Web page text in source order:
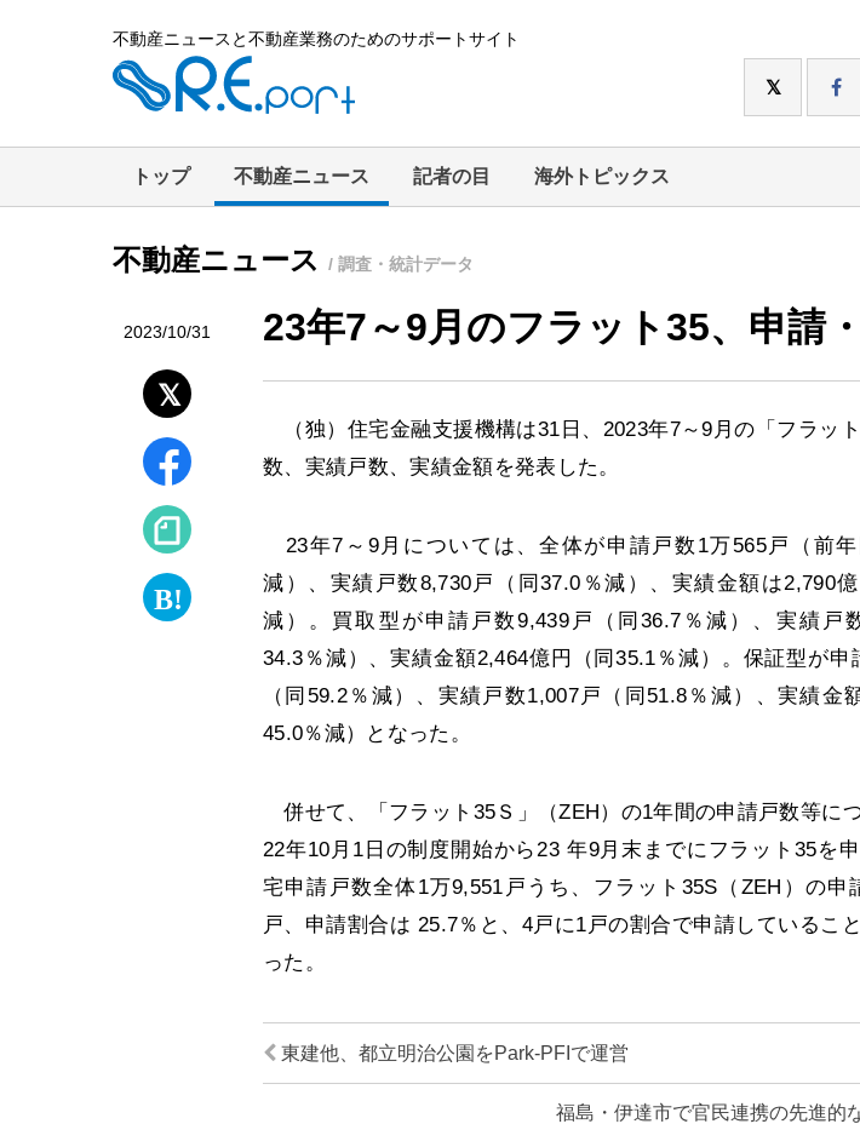
不動産ニュースと不動産業務のためのサポートサイト
トップ 不動産ニュース 記者の目 海外トピックス
不動産ニュース / 調査・統計データ
2023/10/31 23年7～9月のフラット35、申請
（独）住宅金融支援機構は31日、2023年7～9月の「フラッ
数、実績戸数、実績金額を発表した。
23年7～9月については、全体が申請戸数1万565戸（前年
減）、実績戸数8,730戸（同37.0％減）、実績金額は2,790
減）。買取型が申請戸数9,439戸（同36.7％減）、実績戸
34.3％減）、実績金額2,464億円（同35.1％減）。保証型が申
（同59.2％減）、実績戸数1,007戸（同51.8％減）、実績金
45.0％減）となった。
併せて、「フラット35Ｓ」（ZEH）の1年間の申請戸数等につ
22年10月1日の制度開始から23 年9月末までにフラット35を
宅申請戸数全体1万9,551戸うち、フラット35S（ZEH）の申
戸、申請割合は 25.7％と、4戸に1戸の割合で申請しているこ
った。
東建他、都立明治公園をPark-PFIで運営
福島・伊達市で官民連携の先進的